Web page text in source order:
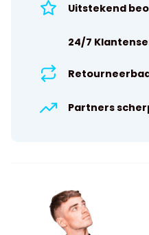
Uitstekend
24/7
Partners